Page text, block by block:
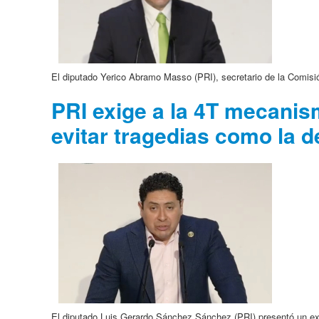
El diputado Yerico Abramo Masso (PRI), secretario de la
PRI exige a la 4T
evitar tragedias como la